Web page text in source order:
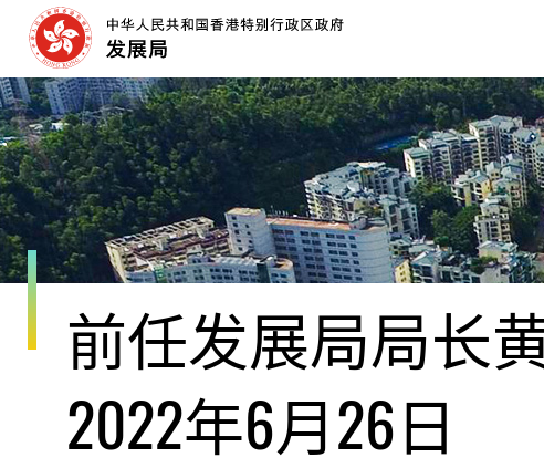
容
开
始
前任发展局局长
2022年6月26日